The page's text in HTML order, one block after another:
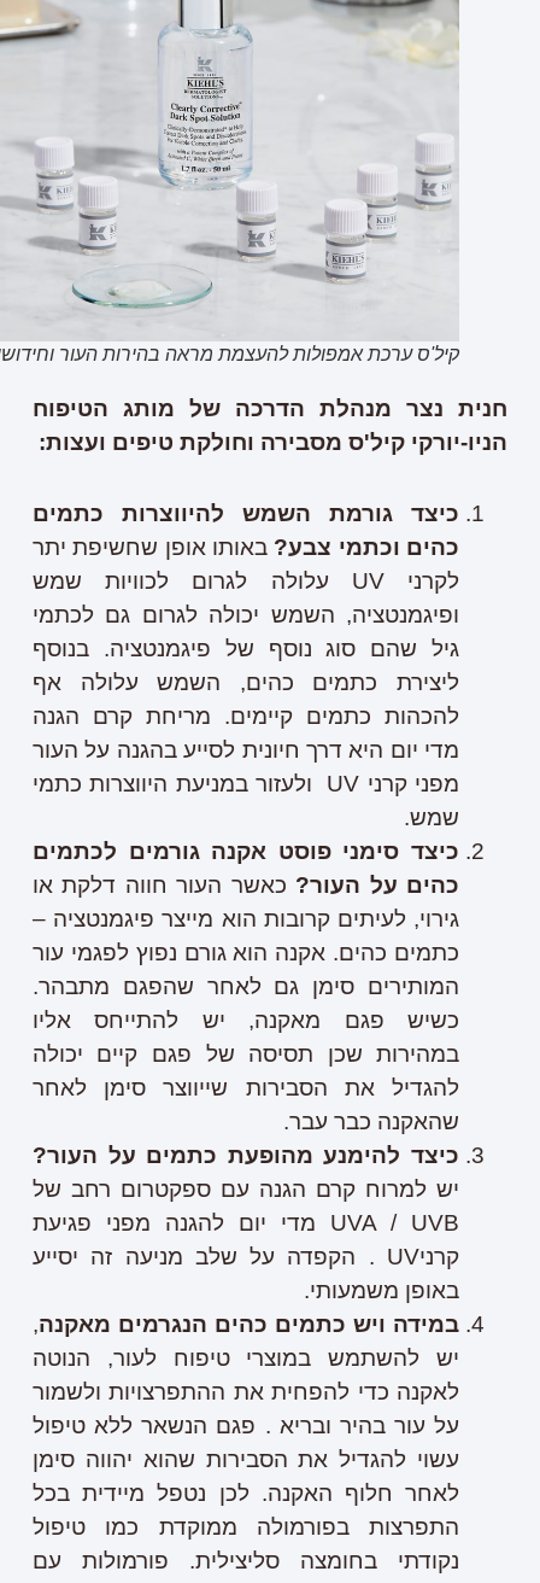
קיל'ס ערכת אמפולות להעצמת מראה בהירות העור
חנית נצר מנהלת הדרכה של מותג הטיפוח
הניו-יורקי קיל'ס מסבירה וחולקת טיפים ועצות:
כיצד גורמת השמש להיווצרות כתמים
כהים וכתמי צבע? באותו אופן שחשיפת יתר
לקרני UV עלולה לגרום לכוויות שמש
ופיגמנטציה, השמש יכולה לגרום גם לכתמי
גיל שהם סוג נוסף של פיגמנטציה. בנוסף
ליצירת כתמים כהים, השמש עלולה אף
להכהות כתמים קיימים. מריחת קרם הגנה
מדי יום היא דרך חיונית לסייע בהגנה על העור
מפני קרני UV ולעזור במניעת היווצרות כתמי
שמש.
כיצד סימני פוסט אקנה גורמים לכתמים
כהים על העור? כאשר העור חווה דלקת או
גירוי, לעיתים קרובות הוא מייצר פיגמנטציה –
כתמים כהים. אקנה הוא גורם נפוץ לפגמי עור
המותירים סימן גם לאחר שהפגם מתבהר.
כשיש פגם מאקנה, יש להתייחס אליו
במהירות שכן תסיסה של פגם קיים יכולה
להגדיל את הסבירות שייווצר סימן לאחר
שהאקנה כבר עבר.
כיצד להימנע מהופעת כתמים על העור?
יש למרוח קרם הגנה עם ספקטרום רחב של
UVA / UVB מדי יום להגנה מפני פגיעת
קרניUV . הקפדה על שלב מניעה זה יסייע
באופן משמעותי.
במידה ויש כתמים כהים הנגרמים מאקנה,
יש להשתמש במוצרי טיפוח לעור, הנוטה
לאקנה כדי להפחית את ההתפרצויות ולשמור
על עור בהיר ובריא . פגם הנשאר ללא טיפול
עשוי להגדיל את הסבירות שהוא יהווה סימן
לאחר חלוף האקנה. לכן נטפל מיידית בכל
התפרצות בפורמולה ממוקדת כמו טיפול
נקודתי בחומצה סליצילית. פורמולות עם